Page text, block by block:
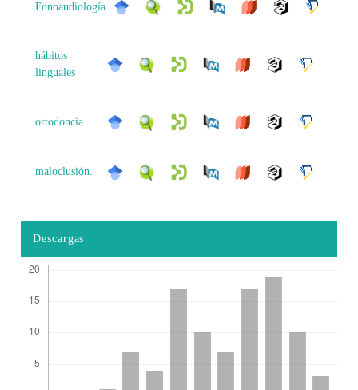
Fonoaudiología
hábitos
linguales
ortodoncia
maloclusión.
Descargas